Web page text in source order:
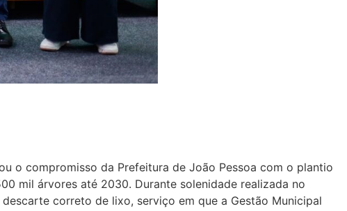
o compromisso da Prefeitura de João Pessoa com o plantio
mil árvores até 2030. Durante solenidade realizada no
correto de lixo, serviço em que a Gestão Municipal